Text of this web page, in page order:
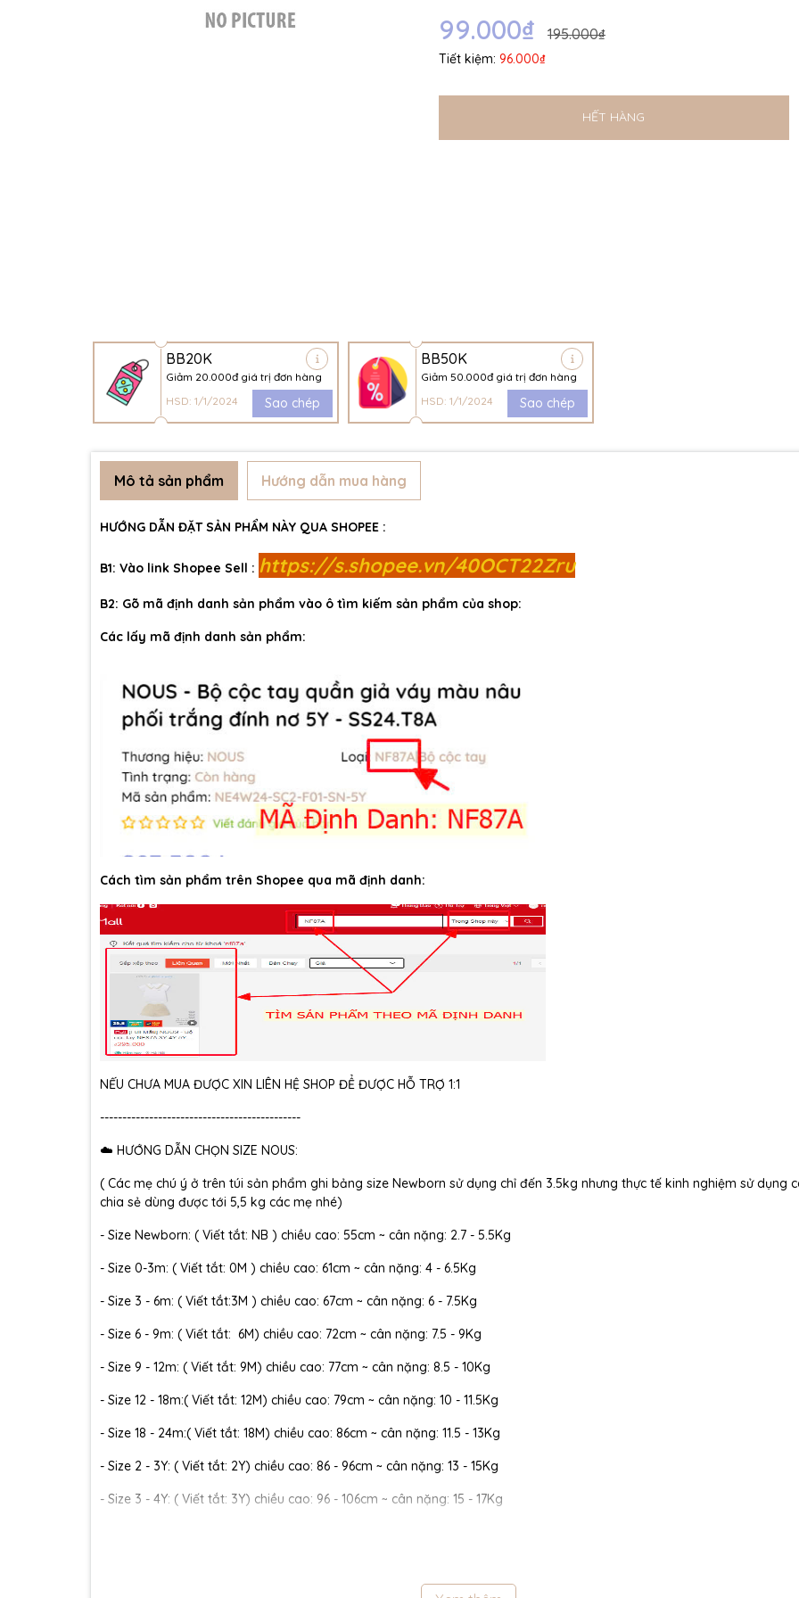
99.000₫ 195.000₫
Tiết kiệm: 96.000₫
HẾT HÀNG
BB20K
Giảm 20.000đ giá trị đơn hàng
HSD: 1/1/2024
Sao chép
BB50K
Giảm 50.000đ giá trị đơn hàng
HSD: 1/1/2024
Sao chép
Điều kiện:
Mô tả sản phẩm Hướng dẫn mua hàng
HƯỚNG DẪN ĐẶT SẢN PHẨM NÀY QUA SHOPEE :
B1: Vào link Shopee Sell : https://s.shopee.vn/40OCT22Zru
B2: Gõ mã định danh sản phẩm vào ô tìm kiếm sản phẩm của shop:
Các lấy mã định danh sản phẩm:
Cách tìm sản phẩm trên Shopee qua mã định danh:
NẾU CHƯA MUA ĐƯỢC XIN LIÊN HỆ SHOP ĐỂ ĐƯỢC HỖ TRỢ 1:1
---------------------------------------------
☁️ HƯỚNG DẪN CHỌN SIZE NOUS:
( Các mẹ chú ý ở trên túi sản phẩm ghi bảng size Newborn sử dụng chỉ đến 3.5kg nhưng thực tế kinh nghiệm sử dụng
chia sẻ dùng được tới 5,5 kg các mẹ nhé)
- Size Newborn: ( Viết tắt: NB ) chiều cao: 55cm ~ cân nặng: 2.7 - 5.5Kg
- Size 0-3m: ( Viết tắt: 0M ) chiều cao: 61cm ~ cân nặng: 4 - 6.5Kg
- Size 3 - 6m: ( Viết tắt:3M ) chiều cao: 67cm ~ cân nặng: 6 - 7.5Kg
- Size 6 - 9m: ( Viết tắt: 6M) chiều cao: 72cm ~ cân nặng: 7.5 - 9Kg
- Size 9 - 12m: ( Viết tắt: 9M) chiều cao: 77cm ~ cân nặng: 8.5 - 10Kg
- Size 12 - 18m:( Viết tắt: 12M) chiều cao: 79cm ~ cân nặng: 10 - 11.5Kg
- Size 18 - 24m:( Viết tắt: 18M) chiều cao: 86cm ~ cân nặng: 11.5 - 13Kg
- Size 2 - 3Y: ( Viết tắt: 2Y) chiều cao: 86 - 96cm ~ cân nặng: 13 - 15Kg
- Size 3 - 4Y: ( Viết tắt: 3Y) chiều cao: 96 - 106cm ~ cân nặng: 15 - 17Kg